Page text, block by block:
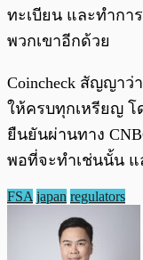
ทะเบียน และทำกา
พวกเขาอีกด้วย
Coincheck สัญญา
ให้ครบทุกเหรียญ โ
ยืนยันผ่านทาง
พอที่จะทำเช่นนั้น แ
FSA japan regulators